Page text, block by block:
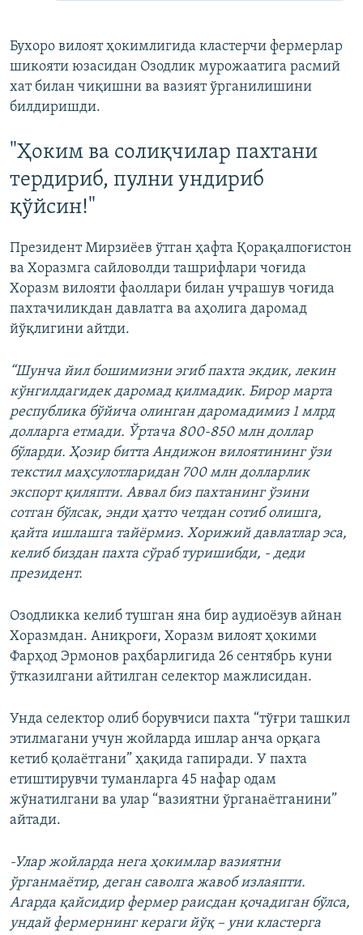
Бухоро вилоят ҳокимлигида кластерчи фермерлар
шикояти юзасидан Озодлик мурожаатига расмий
хат билан чиқишни ва вазият ўрганилишини
билдиришди.
"Ҳоким ва солиқчилар пахтани
тердириб, пулни ундириб
қўйсин!"
Президент Мирзиёев ўтган ҳафта Қорақалпоғистон
ва Хоразмга сайловолди ташрифлари чоғида
Хоразм вилояти фаоллари билан учрашув чоғида
пахтачиликдан давлатга ва аҳолига даромад
йўқлигини айтди.
“Шунча йил бошимизни эгиб пахта экдик, лекин
кўнгилдагидек даромад қилмадик. Бирор марта
республика бўйича олинган даромадимиз 1 млрд
долларга етмади. Ўртача 800-850 млн доллар
бўларди. Ҳозир битта Андижон вилоятининг ўзи
текстил маҳсулотларидан 700 млн долларлик
экспорт қиляпти. Аввал биз пахтанинг ўзини
сотган бўлсак, энди ҳатто четдан сотиб олишга,
қайта ишлашга тайёрмиз. Хорижий давлатлар эса,
келиб биздан пахта сўраб туришибди, - деди
президент.
Озодликка келиб тушган яна бир аудиоёзув айнан
Хоразмдан. Аниқроғи, Хоразм вилоят ҳокими
Фарҳод Эрмонов раҳбарлигида 26 сентябрь куни
ўтказилгани айтилган селектор мажлисидан.
Унда селектор олиб борувчиси пахта “тўғри ташкил
этилмагани учун жойларда ишлар анча орқага
кетиб қолаётгани” ҳақида гапиради. У пахта
етиштирувчи туманларга 45 нафар одам
жўнатилгани ва улар “вазиятни ўрганаётганини”
айтади.
-Улар жойларда нега ҳокимлар вазиятни
ўрганмаётир, деган саволга жавоб излаяпти.
Агарда қайсидир фермер раисдан қочадиган бўлса,
ундай фермернинг кераги йўқ – уни кластерга